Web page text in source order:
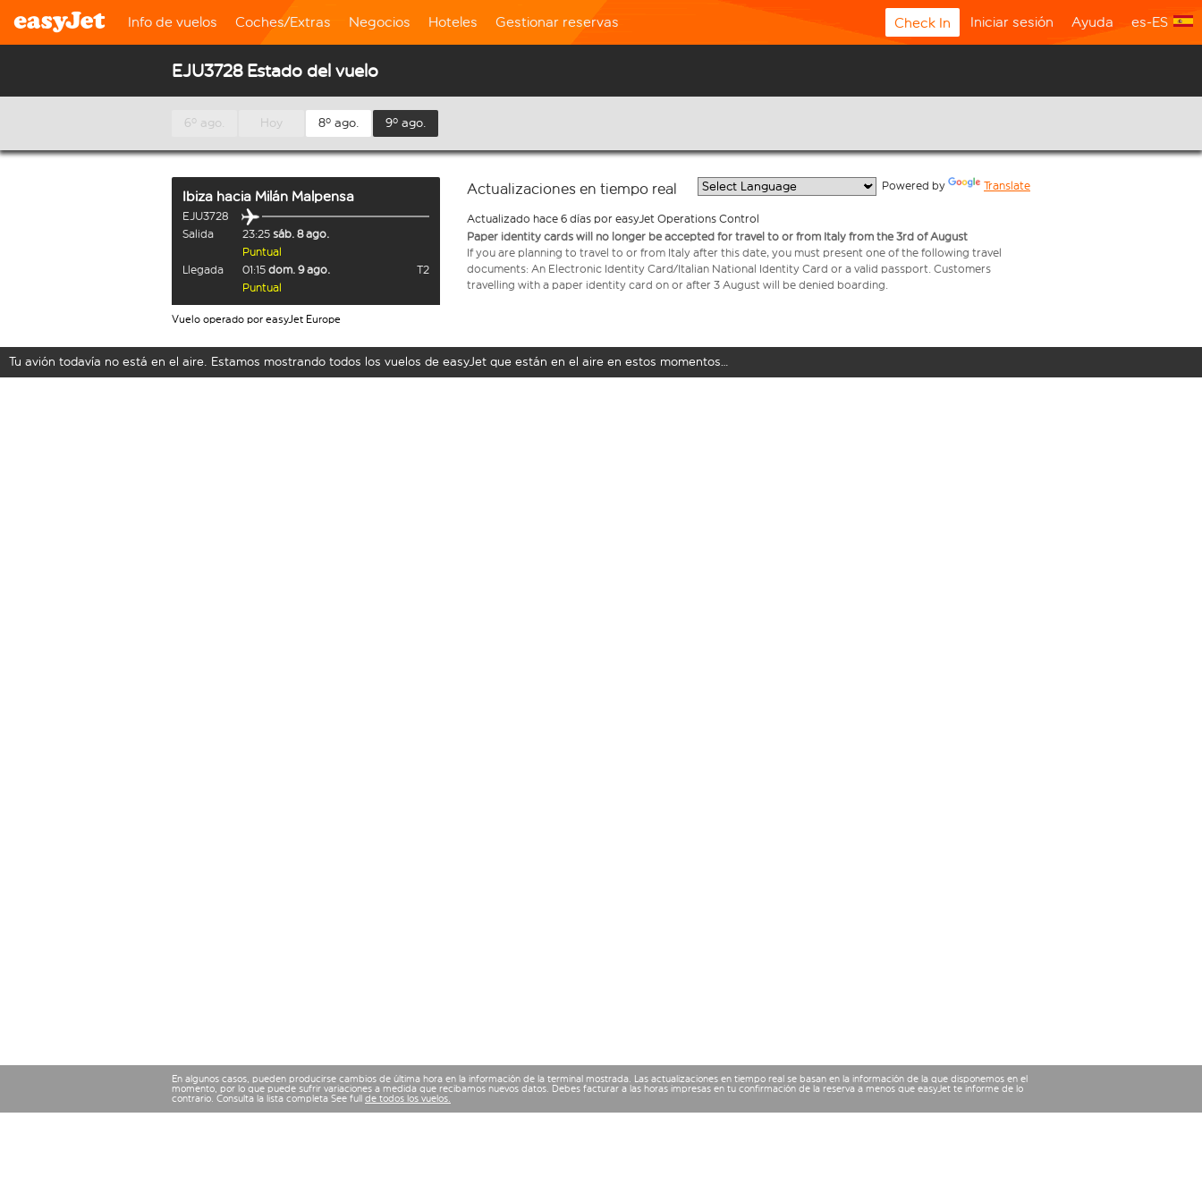
Info de vuelos Coches/Extras Negocios Hoteles Gestionar reservas Check In Iniciar sesión Ayuda es-ES
EJU3728 Estado del vuelo
6º ago. Hoy 8º ago. 9º ago.
Ibiza hacia Milán Malpensa
EJU3728
Salida
23:25 sáb. 8 ago.
Puntual
Llegada
01:15 dom. 9 ago.
T2
Puntual
Vuelo operado por easyJet Europe
Actualizaciones en tiempo real Powered by Translate
Actualizado hace 6 días por easyJet Operations Control
Paper identity cards will no longer be accepted for travel to or from Italy from the 3rd of August
If you are planning to travel to or from Italy after this date, you must present one of the following travel
documents: An Electronic Identity Card/Italian National Identity Card or a valid passport. Customers
travelling with a paper identity card on or after 3 August will be denied boarding.
Tu avión todavía no está en el aire. Estamos mostrando todos los vuelos de easyJet que están en el aire en estos momentos…
En algunos casos, pueden producirse cambios de última hora en la información de la terminal mostrada. Las actualizaciones en tiempo real se basan en la información de la que disponemos en el
momento, por lo que puede sufrir variaciones a medida que recibamos nuevos datos. Debes facturar a las horas impresas en tu confirmación de la reserva a menos que easyJet te informe de lo
contrario. Consulta la lista completa See full de todos los vuelos.